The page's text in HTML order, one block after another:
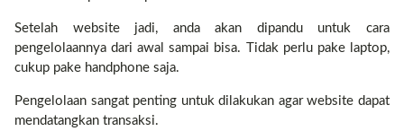
Setelah website jadi, anda akan dipandu untuk cara
pengelolaannya dari awal sampai bisa. Tidak perlu pake laptop,
cukup pake handphone saja.
Pengelolaan sangat penting untuk dilakukan agar website dapat
mendatangkan transaksi.